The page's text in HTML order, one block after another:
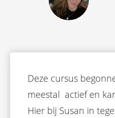
Deze cursus
meestal actief en
Hier bij Susan in